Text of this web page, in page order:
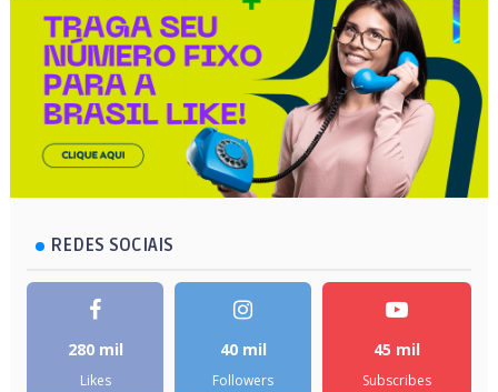
REDES SOCIAIS
280 mil
Likes
40 mil
Followers
45 mil
Subscribes